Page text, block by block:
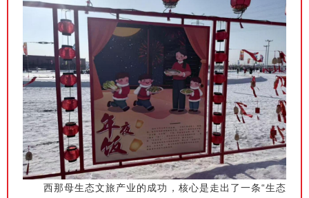
西那母生态文旅产业的成功，核心是走出了一条“生态